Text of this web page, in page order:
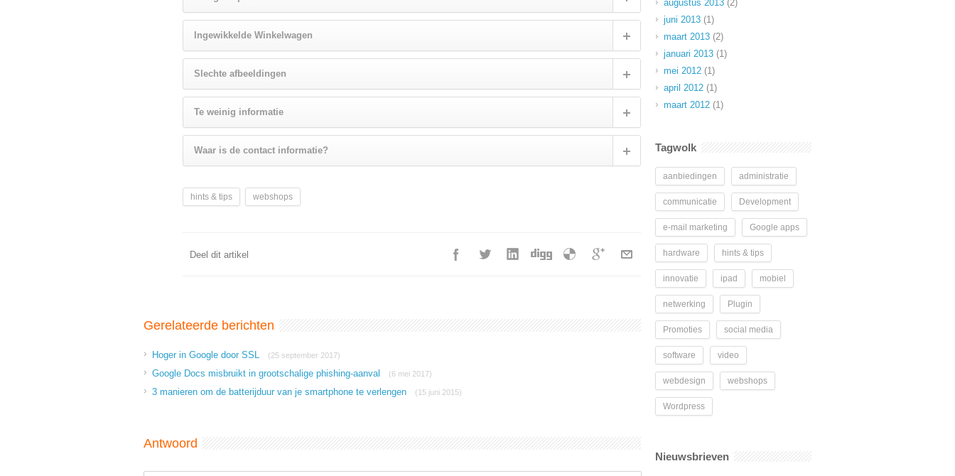
Ingewikkelde Winkelwagen
Slechte afbeeldingen
Te weinig informatie
Waar is de contact informatie?
hints & tips webshops
Deel dit artikel
Gerelateerde berichten
Hoger in Google door SSL (25 september 2017)
Google Docs misbruikt in grootschalige phishing-aanval (6 mei 2017)
3 manieren om de batterijduur van je smartphone te verlengen (15 juni 2015)
Antwoord
augustus 2013 (2)
juni 2013 (1)
maart 2013 (2)
januari 2013 (1)
mei 2012 (1)
april 2012 (1)
maart 2012 (1)
Tagwolk
aanbiedingen administratie
communicatie Development
e-mail marketing Google apps
hardware hints & tips
innovatie ipad mobiel
netwerking Plugin
Promoties social media
software video
webdesign webshops
Wordpress
Nieuwsbrieven